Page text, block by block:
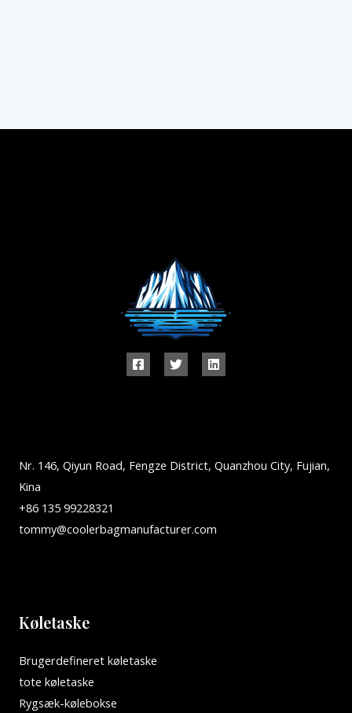
Nr. 146, Qiyun Road, Fengze District, Quanzhou City, Fujian,
Kina
+86 135 99228321
tommy@coolerbagmanufacturer.com
Køletaske
Brugerdefineret køletaske
tote køletaske
Rygsæk-kølebokse